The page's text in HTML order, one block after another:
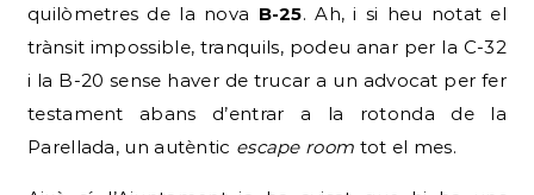
quilòmetres de la nova B-25. Ah, i si heu notat el
trànsit impossible, tranquils, podeu anar per la C-32
i la B-20 sense haver de trucar a un advocat per fer
testament abans d’entrar a la rotonda de la
Parellada, un autèntic escape room tot el mes.